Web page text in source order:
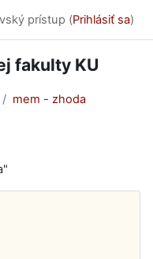
prístup (Prihlásiť sa)
fakulty KU
mem - zhoda